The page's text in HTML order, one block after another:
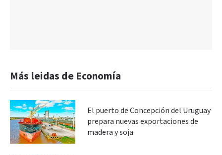
Más leidas de Economía
El puerto de Concepción del Uruguay
prepara nuevas exportaciones de
madera y soja